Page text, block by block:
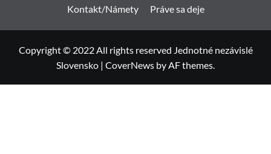
Kontakt/Námety
Práve sa deje
Copyright © 2022 All rights reserved Jednotné nezávislé
Slovensko | CoverNews by AF themes.